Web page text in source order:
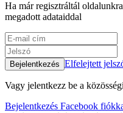
Ha már regisztráltál
megadott adataiddal
Elfelejtett
Vagy jelentkezz be a
Bejelentkezés Facebook